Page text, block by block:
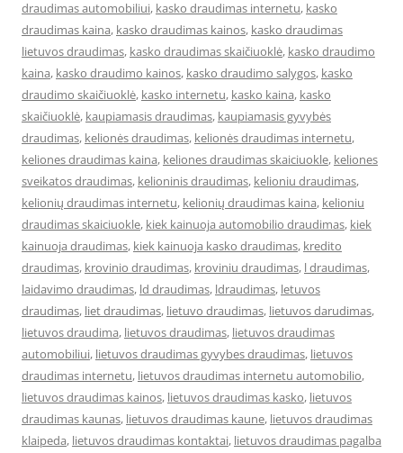
draudimas automobiliui, kasko draudimas internetu, kasko
draudimas kaina, kasko draudimas kainos, kasko draudimas
lietuvos draudimas, kasko draudimas skaičiuoklė, kasko draudimo
kaina, kasko draudimo kainos, kasko draudimo salygos, kasko
draudimo skaičiuoklė, kasko internetu, kasko kaina, kasko
skaičiuoklė, kaupiamasis draudimas, kaupiamasis gyvybės
draudimas, kelionės draudimas, kelionės draudimas internetu,
keliones draudimas kaina, keliones draudimas skaiciuokle, keliones
sveikatos draudimas, kelioninis draudimas, kelioniu draudimas,
kelionių draudimas internetu, kelionių draudimas kaina, kelioniu
draudimas skaiciuokle, kiek kainuoja automobilio draudimas, kiek
kainuoja draudimas, kiek kainuoja kasko draudimas, kredito
draudimas, krovinio draudimas, kroviniu draudimas, l draudimas,
laidavimo draudimas, ld draudimas, ldraudimas, letuvos
draudimas, liet draudimas, lietuvo draudimas, lietuvos darudimas,
lietuvos draudima, lietuvos draudimas, lietuvos draudimas
automobiliui, lietuvos draudimas gyvybes draudimas, lietuvos
draudimas internetu, lietuvos draudimas internetu automobilio,
lietuvos draudimas kainos, lietuvos draudimas kasko, lietuvos
draudimas kaunas, lietuvos draudimas kaune, lietuvos draudimas
klaipeda, lietuvos draudimas kontaktai, lietuvos draudimas pagalba